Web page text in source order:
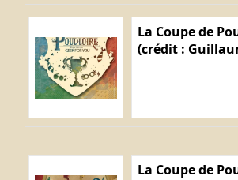
La Coupe de
(crédit :
La Coupe de